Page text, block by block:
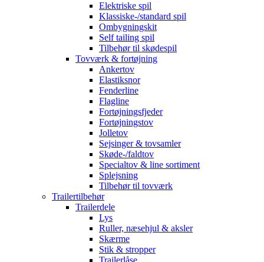
Elektriske spil
Klassiske-/standard spil
Ombygningskit
Self tailing spil
Tilbehør til skødespil
Tovværk & fortøjning
Ankertov
Elastiksnor
Fenderline
Flagline
Fortøjningsfjeder
Fortøjningstov
Jolletov
Sejsinger & tovsamler
Skøde-/faldtov
Specialtov & line sortiment
Splejsning
Tilbehør til tovværk
Trailertilbehør
Trailerdele
Lys
Ruller, næsehjul & aksler
Skærme
Stik & stropper